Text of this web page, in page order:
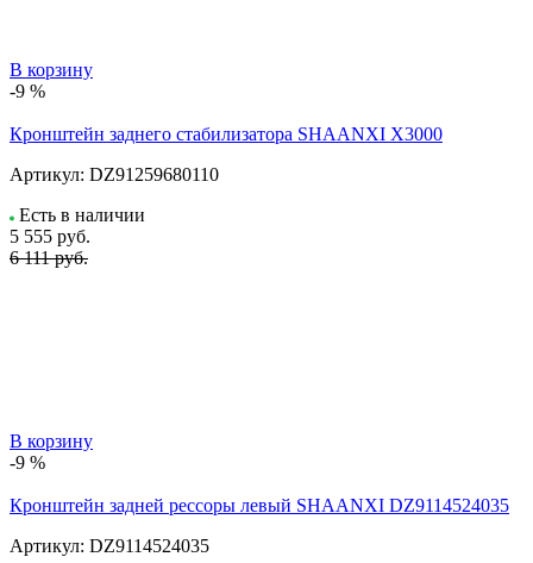
В корзину
-9 %
Кронштейн заднего стабилизатора SHAANXI X3000
Артикул: DZ91259680110
Есть в наличии
5 555 руб.
6 111 руб.
В корзину
-9 %
Кронштейн задней рессоры левый SHAANXI DZ9114524035
Артикул: DZ9114524035